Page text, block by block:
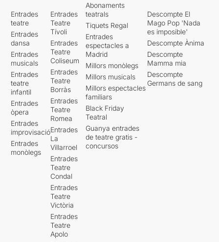
Entrades
teatre
Entrades
dansa
Entrades
musicals
Entrades
teatre
infantil
Entrades
òpera
Entrades
improvisació
Entrades
monòlegs
Entrades
Teatre
Tívoli
Entrades
Teatre
Coliseum
Entrades
Teatre
Borràs
Entrades
Teatre
Romea
Entrades
La
Villarroel
Entrades
Teatre
Condal
Entrades
Teatre
Victòria
Entrades
Teatre
Apolo
Abonaments
teatrals
Tiquets Regal
Entrades
espectacles a
Madrid
Millors monòlegs
Millors musicals
Millors espectacles
familiars
Black Friday
Teatral
Guanya entrades
de teatre gratis -
concursos
Descompte El
Mago Pop 'Nada
es imposible'
Descompte Ànima
Descompte
Mamma mia
Descompte
Germans de sang